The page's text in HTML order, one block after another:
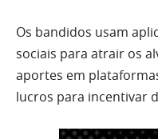
Os bandidos usam
sociais para atrair os
aportes em
lucros para incentivar